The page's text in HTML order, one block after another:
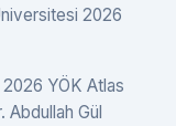
2026
2026 YÖK Atlas
Abdullah Gül